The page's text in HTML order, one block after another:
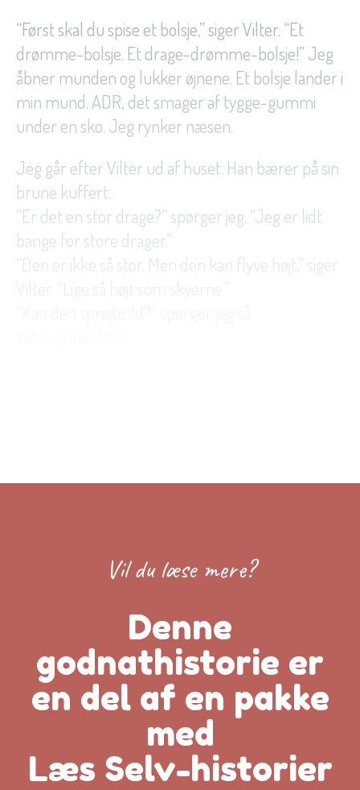
“Først skal du spise et bolsje,” siger Vilter. “Et
drømme-bolsje. Et drage-drømme-bolsje!” Jeg
åbner munden og lukker øjnene. Et bolsje lander i
min mund. ADR, det smager af tygge-gummi
under en sko. Jeg rynker næsen.
Jeg går efter Vilter ud af huset. Han bærer på sin
brune kuffert.
“Er det en stor drage?” spørger jeg. “Jeg er lidt
bange for store drager.”
“Den er ikke så stor. Men den kan flyve højt,” siger
Vil du læse mere?
Denne
godnathistorie er
en del af en pakke
med
Læs Selv-historier